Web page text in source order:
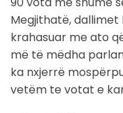
Megjithatë, dallimet
krahasuar me ato
më të mëdha
ka nxjerrë
vetëm te votat e